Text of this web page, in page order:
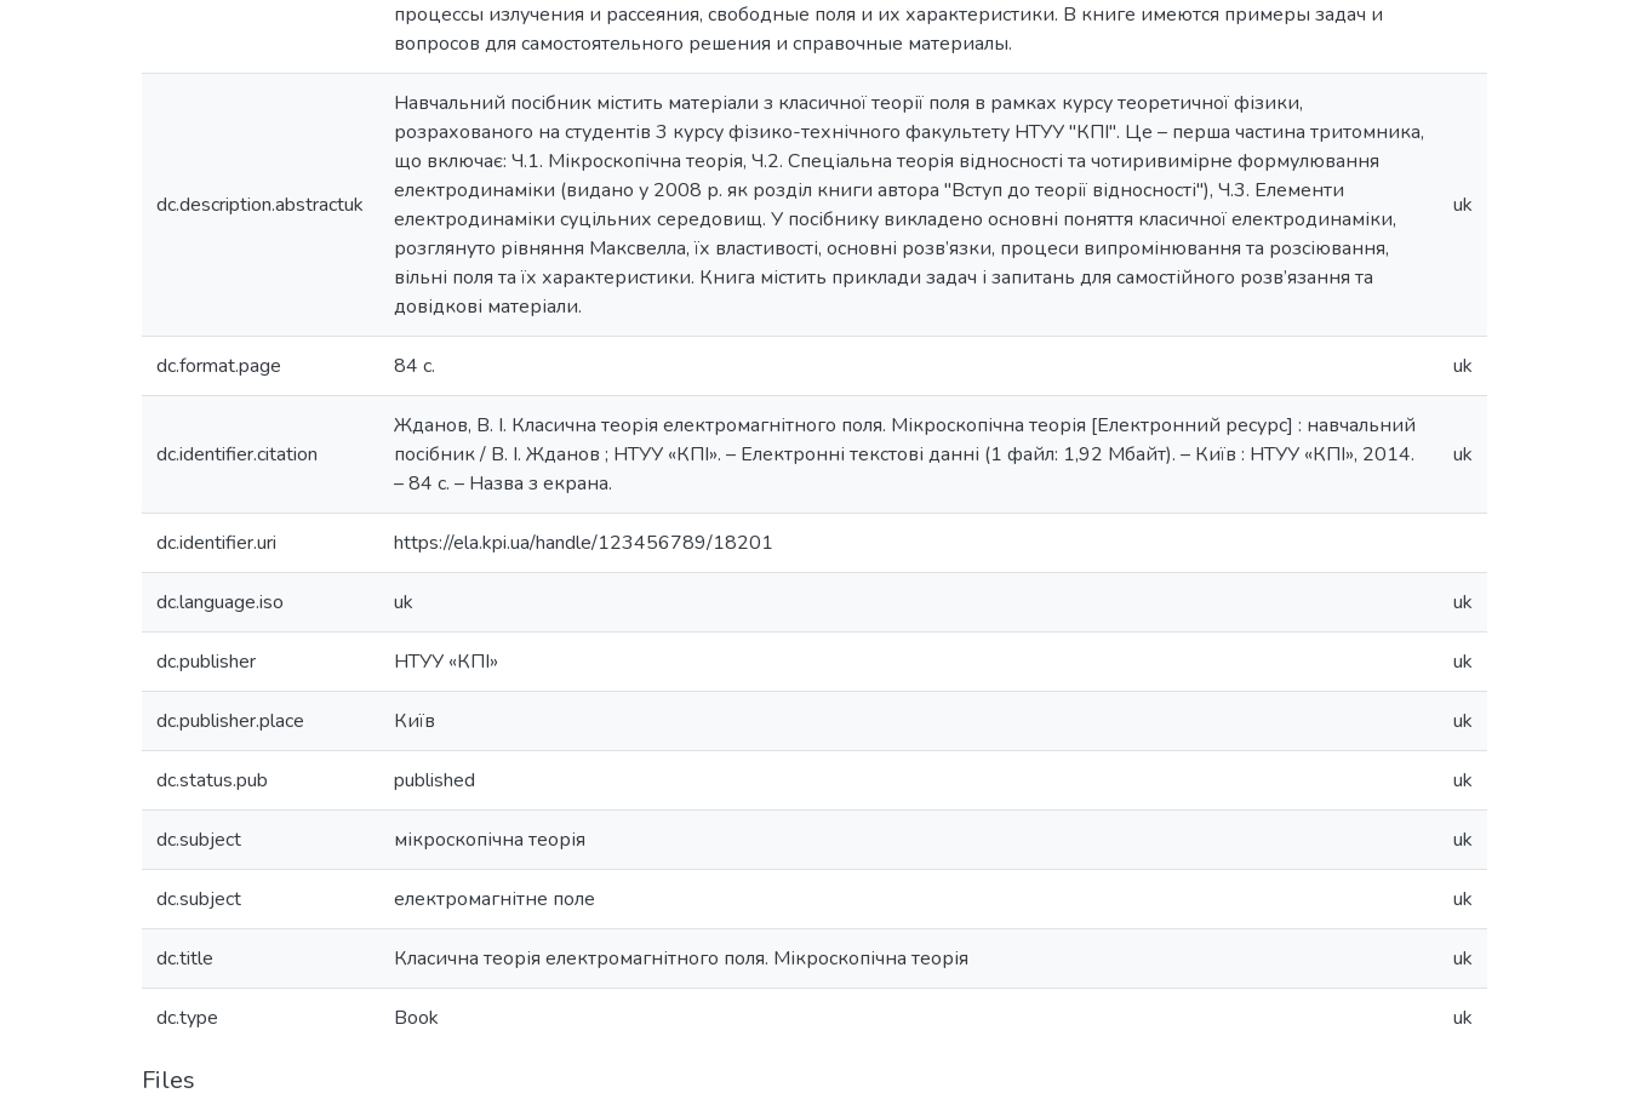
процессы излучения и рассеяния, свободные поля и их характеристики. В книге имеются примеры задач и
вопросов для самостоятельного решения и справочные материалы.
dc.description.abstractuk
Навчальний посібник містить матеріали з класичної теорії поля в рамках курсу теоретичної фізики,
розрахованого на студентів 3 курсу фізико-технічного факультету НТУУ "КПІ". Це – перша частина тритомника,
що включає: Ч.1. Мікроскопічна теорія, Ч.2. Спеціальна теорія відносності та чотиривимірне формулювання
електродинаміки (видано у 2008 р. як розділ книги автора "Вступ до теорії відносності"), Ч.3. Елементи
електродинаміки суцільних середовищ. У посібнику викладено основні поняття класичної електродинаміки,
розглянуто рівняння Максвелла, їх властивості, основні розв’язки, процеси випромінювання та розсіювання,
вільні поля та їх характеристики. Книга містить приклади задач і запитань для самостійного розв’язання та
довідкові матеріали.
uk
dc.format.page 84 с. uk
dc.identifier.citation
Жданов, В. І. Класична теорія електромагнітного поля. Мікроскопічна теорія [Електронний ресурс] : навчальний
посібник / В. І. Жданов ; НТУУ «КПІ». – Електронні текстові данні (1 файл: 1,92 Мбайт). – Київ : НТУУ «КПІ», 2014.
– 84 с. – Назва з екрана.
uk
dc.identifier.uri https://ela.kpi.ua/handle/123456789/18201
dc.language.iso uk uk
dc.publisher НТУУ «КПІ» uk
dc.publisher.place Київ uk
dc.status.pub published uk
dc.subject мікроскопічна теорія uk
dc.subject електромагнітне поле uk
dc.title Класична теорія електромагнітного поля. Мікроскопічна теорія uk
dc.type Book uk
Files